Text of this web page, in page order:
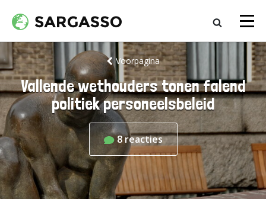
Voorpagina
Vallende wethouders tonen falend
politiek personeelsbeleid
8reacties